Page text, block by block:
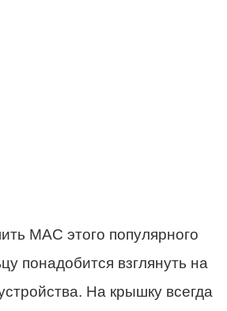
МАС этого популярного
понадобится взглянуть на
На крышку всегда